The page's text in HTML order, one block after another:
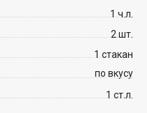
1 ч.л.
2 шт.
1 стакан
по вкусу
1 ст.л.